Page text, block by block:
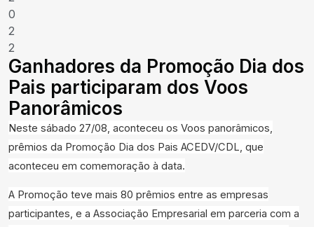
0
2
2
Ganhadores da Promoção Dia dos
Pais participaram dos Voos
Panorâmicos
Neste sábado 27/08, aconteceu os Voos panorâmicos,
prêmios da Promoção Dia dos Pais ACEDV/CDL, que
aconteceu em comemoração à data.
A Promoção teve mais 80 prêmios entre as empresas
participantes, e a Associação Empresarial em parceria com a